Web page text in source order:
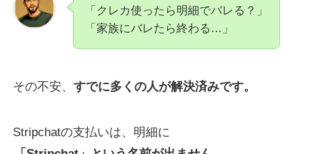
「クレカ使ったら明細でバレる？」
「家族にバレたら終わる…」
その不安、 すでに多くの人が解決済みです。
Stripchatの支払いは、明細に